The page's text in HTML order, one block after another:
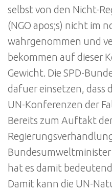
selbst von den Nicht-
(NGO apos;s) nicht im
wahrgenommen und
bekommen auf dieser
Gewicht. Die SPD-
dafuer einsetzen, dass
UN-Konferenzen der
Bereits zum Auftakt
Bundesumweltminister
hat es damit
Damit kann die UN-